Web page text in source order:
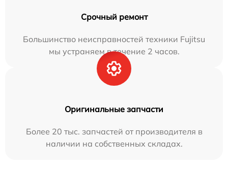
Срочный ремонт
Большинство неисправностей техники Fujitsu
мы устраняем в течение 2 часов.
Оригинальные запчасти
Более 20 тыс. запчастей от производителя в
наличии на собственных складах.